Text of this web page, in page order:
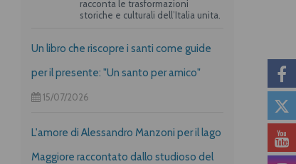
racconta le trasformazioni
storiche e culturali dell’Italia unita.
Un libro che riscopre i santi come guide
per il presente: "Un santo per amico"
15/07/2026
L'amore di Alessandro Manzoni per il lago
Maggiore raccontato dallo studioso del